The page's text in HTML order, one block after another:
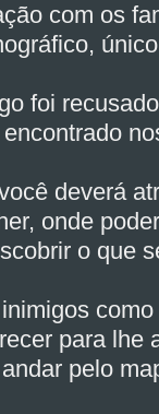
com os
foi
deverá
onde
o que
para lhe
pelo